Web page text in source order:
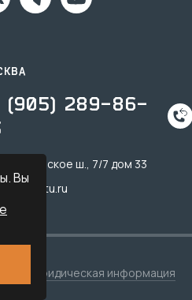
(905) 289-86-
Дзержинское ш., 7/7 дом 33
msk@sk-tu.ru
Юридическая информация
Вы